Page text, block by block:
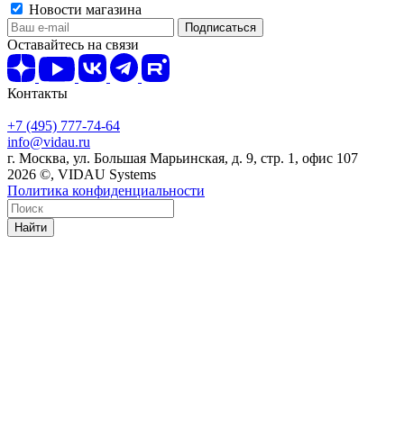
Новости магазина
Оставайтесь на связи
Контакты
+7 (495) 777-74-64
info@vidau.ru
г. Москва, ул. Большая Марьинская, д. 9, стр. 1, офис 107
2026 ©, VIDAU Systems
Политика конфиденциальности
Найти